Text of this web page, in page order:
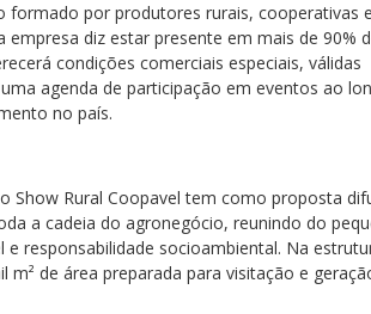
formado por produtores rurais, cooperativas
diz estar presente em mais de 90%
condições comerciais especiais, válidas
agenda de participação em eventos ao
no país.
Show Rural Coopavel tem como proposta
a cadeia do agronegócio, reunindo do
responsabilidade socioambiental. Na
de área preparada para visitação e